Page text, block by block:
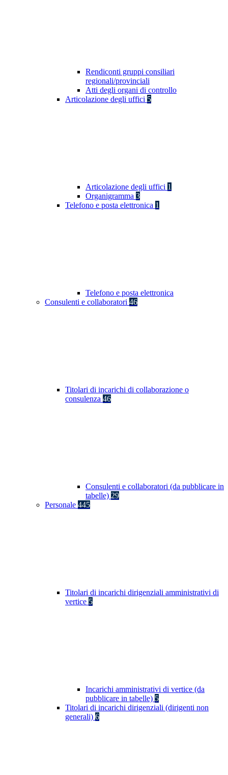
Rendiconti gruppi consiliari
regionali/provinciali
Atti degli organi di controllo
Articolazione degli uffici 5
Articolazione degli uffici 1
Organigramma 3
Telefono e posta elettronica 1
Telefono e posta elettronica
Consulenti e collaboratori 46
Titolari di incarichi di collaborazione o
consulenza 46
Consulenti e collaboratori (da pubblicare in
tabelle) 29
Personale 445
Titolari di incarichi dirigenziali amministrativi di
vertice 5
Incarichi amministrativi di vertice (da
pubblicare in tabelle) 5
Titolari di incarichi dirigenziali (dirigenti non
generali) 6